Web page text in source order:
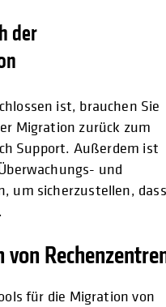
der
ist, brauchen Sie
Migration zurück zum
Support. Außerdem ist
und
um sicherzustellen, dass
für die Migration von